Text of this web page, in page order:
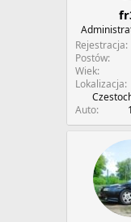
Rejestracja
Postów
Wiek
Lokalizacja
Auto